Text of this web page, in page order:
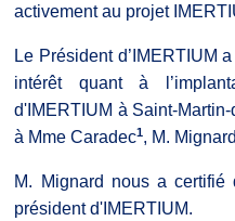
activement au projet
Le Président d’IMERTIUM
intérêt quant à
d'IMERTIUM à Saint-
à Mme Caradec1 , M.
M. Mignard nous a certifié
président d'IMERTIUM.